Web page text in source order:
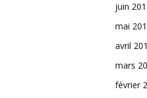
juin
mai
avril
mars
février